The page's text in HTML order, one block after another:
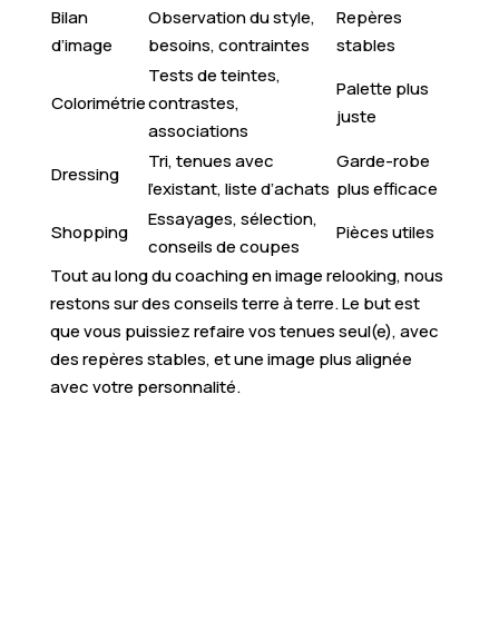
Bilan
d’image
Observation du style,
besoins, contraintes
Repères
stables
Colorimétrie
Tests de teintes,
contrastes,
associations
Palette plus
juste
Dressing
Tri, tenues avec
l’existant, liste d’achats
Garde-robe
plus efficace
Shopping
Essayages, sélection,
conseils de coupes
Pièces utiles
Tout au long du coaching en image relooking, nous
restons sur des conseils terre à terre. Le but est
que vous puissiez refaire vos tenues seul(e), avec
des repères stables, et une image plus alignée
avec votre personnalité.